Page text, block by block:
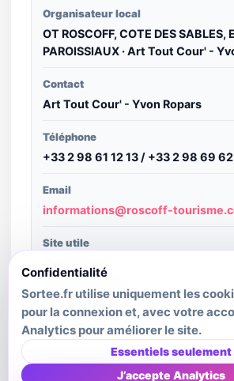
Organisateur local
OT ROSCOFF, COTE DES SABLES,
PAROISSIAUX · Art Tout Cour' -
Contact
Art Tout Cour' - Yvon Ropars
Téléphone
+33 2 98 61 12 13 / +33 2 98 69 62
Email
informations@roscoff-
Site utile
Structure publiante
SIT Bretagne
Dernière mise à jour source
2026-07-10T04:07:57.298Z
Confidentialité
Sortee.fr utilise uniquement les
pour la connexion et, avec votre
Analytics pour améliorer le site.
Essentiels seulement
J’accepte Analytics